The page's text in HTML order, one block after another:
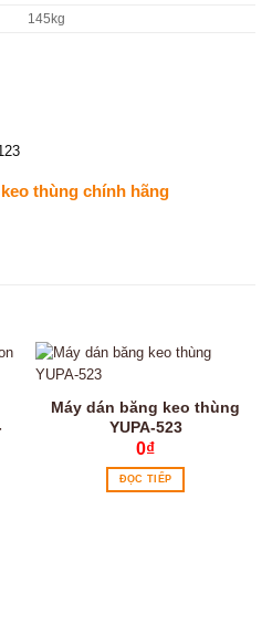
145kg
thùng chính hãng
Máy dán băng keo thùng
YUPA-523
0₫
ĐỌC TIẾP